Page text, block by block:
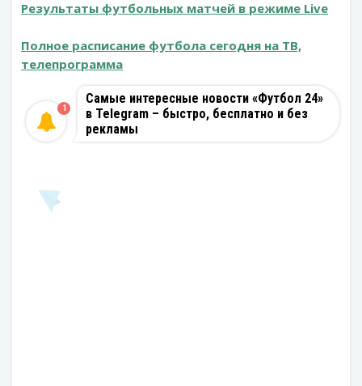
Результаты футбольных матчей в режиме Live
Полное расписание футбола сегодня на ТВ,
телепрограмма
Самые интересные новости «Футбол 24»
в Telegram – быстро, бесплатно и без
рекламы
1